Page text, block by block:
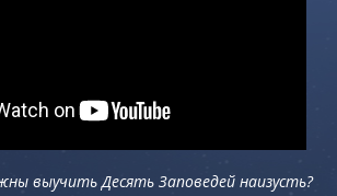
выучить Десять Заповедей наизусть?